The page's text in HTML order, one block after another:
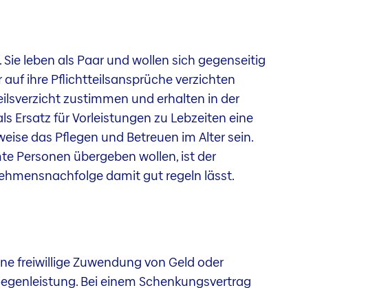
leben als Paar und wollen sich gegenseitig
auf ihre Pflichtteilsansprüche verzichten
zustimmen und erhalten in der
Ersatz für Vorleistungen zu Lebzeiten eine
das Pflegen und Betreuen im Alter sein.
Personen übergeben wollen, ist der
damit gut regeln lässt.
freiwillige Zuwendung von Geld oder
Bei einem Schenkungsvertrag